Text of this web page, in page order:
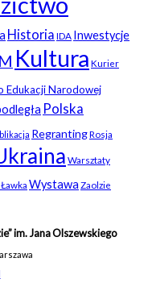
Historia IDA Inwestycje
Kultura Kurier
Edukacji Narodowej
Polska
RegrantingRosja
Warsztaty
Wystawa Zaolzie
im. Jana Olszewskiego